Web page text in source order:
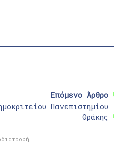
Επόμενο Άρθρο
Πανεπιστημίου
Θράκης